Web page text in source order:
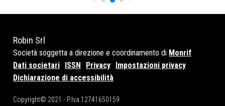
Robin Srl
Società soggetta a direzione e coordinamento di Monrif
Dati societari ISSN Privacy Impostazioni privacy
Dichiarazione di accessibilità
Copyright© 2021 - P.Iva 12741650159